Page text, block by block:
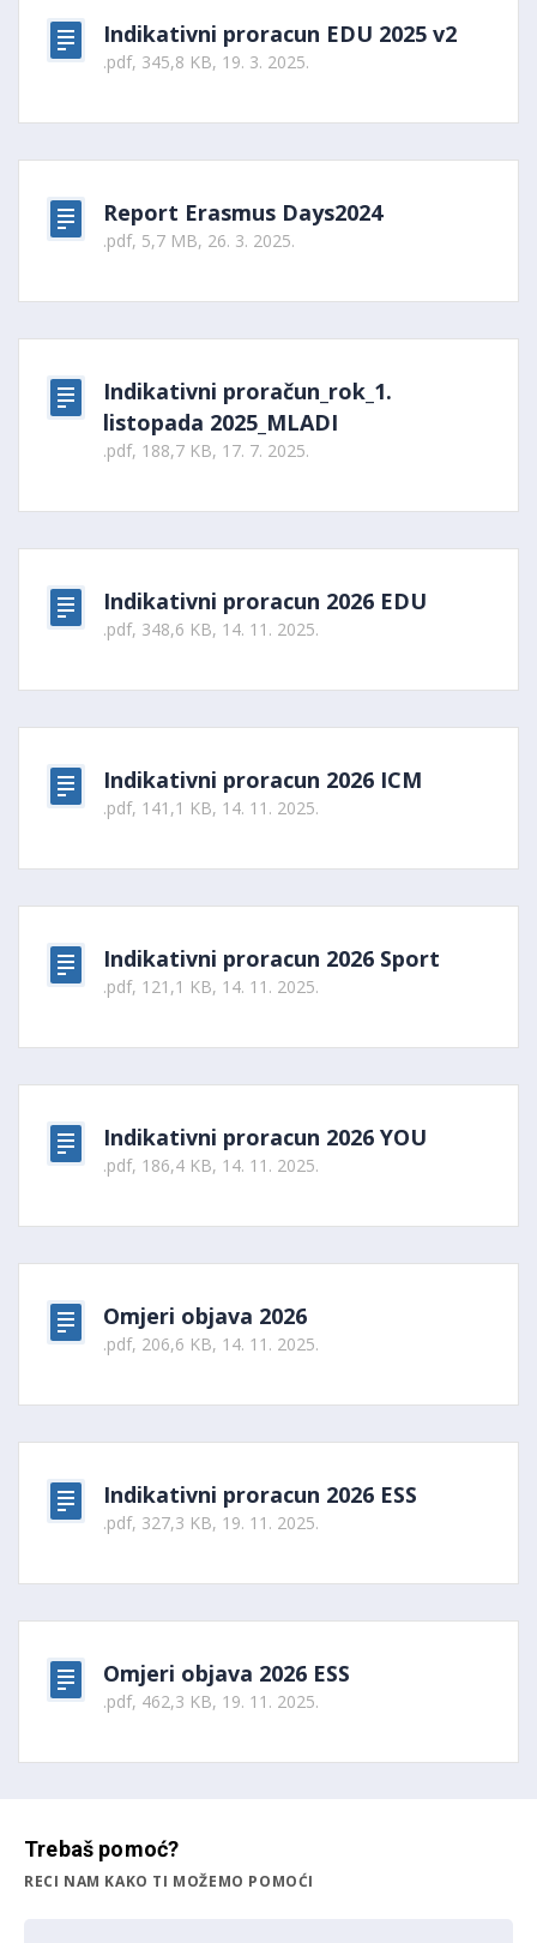
Indikativni proracun EDU 2025 v2
.pdf, 345,8 KB, 19. 3. 2025.
Report Erasmus Days2024
.pdf, 5,7 MB, 26. 3. 2025.
Indikativni proračun_rok_1.
listopada 2025_MLADI
.pdf, 188,7 KB, 17. 7. 2025.
Indikativni proracun 2026 EDU
.pdf, 348,6 KB, 14. 11. 2025.
Indikativni proracun 2026 ICM
.pdf, 141,1 KB, 14. 11. 2025.
Indikativni proracun 2026 Sport
.pdf, 121,1 KB, 14. 11. 2025.
Indikativni proracun 2026 YOU
.pdf, 186,4 KB, 14. 11. 2025.
Omjeri objava 2026
.pdf, 206,6 KB, 14. 11. 2025.
Indikativni proracun 2026 ESS
.pdf, 327,3 KB, 19. 11. 2025.
Omjeri objava 2026 ESS
.pdf, 462,3 KB, 19. 11. 2025.
Trebaš pomoć?
RECI NAM KAKO TI MOŽEMO POMOĆI